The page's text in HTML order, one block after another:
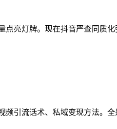
亮灯牌。现在抖音严查同质
引流话术、私域变现方法。